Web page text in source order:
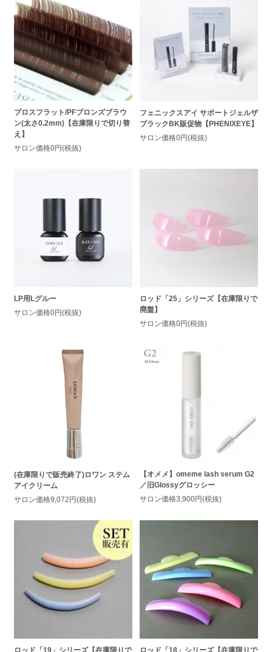
プロスフラット/PFブロンズブラウ
ン(太さ0.2mm)【在庫限りで切り替
え】
サロン価格0円(税抜)
フェニックスアイ サポートジェルザ
ブラックBK販促物【PHENIXEYE】
サロン価格0円(税抜)
LP用Lグルー
サロン価格0円(税抜)
ロッド「25」シリーズ【在庫限りで
廃盤】
サロン価格0円(税抜)
(在庫限りで販売終了)ロワン ステム
アイクリーム
サロン価格9,072円(税抜)
【オメメ】omeme lash serum G2
／旧Glossyグロッシー
サロン価格3,900円(税抜)